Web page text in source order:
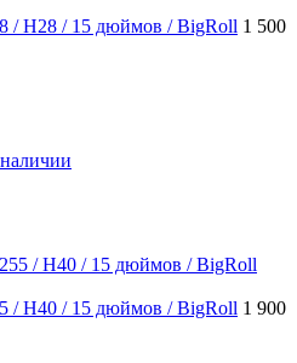
/ H28 / 15 дюймов / BigRoll 1 500
/ H40 / 15 дюймов / BigRoll 1 900